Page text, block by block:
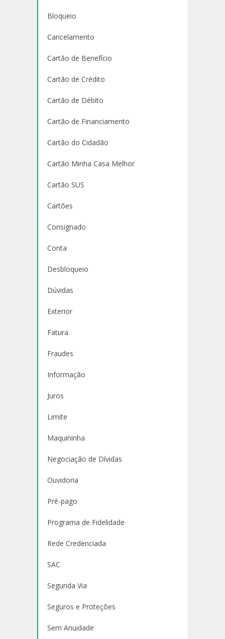
Bloqueio
Cancelamento
Cartão de Benefício
Cartão de Crédito
Cartão de Débito
Cartão de Financiamento
Cartão do Cidadão
Cartão Minha Casa Melhor
Cartão SUS
Cartões
Consignado
Conta
Desbloqueio
Dúvidas
Exterior
Fatura
Fraudes
Informação
Juros
Limite
Maquininha
Negociação de Dívidas
Ouvidoria
Pré-pago
Programa de Fidelidade
Rede Credenciada
SAC
Segunda Via
Seguros e Proteções
Sem Anuidade